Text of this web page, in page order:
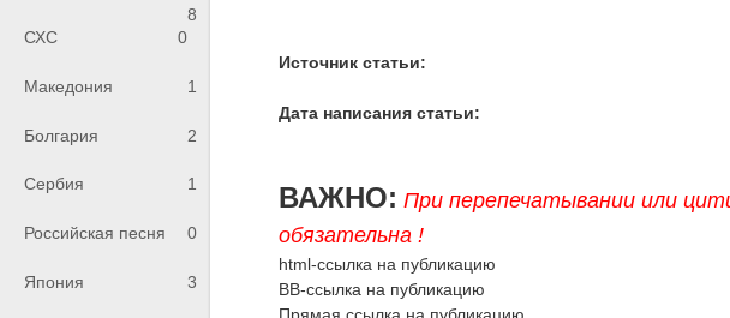
8
СХС
0
Македония 1
Болгария 2
Сербия 1
Российская песня 0
Япония 3
Источник статьи:
Дата написания статьи:
ВАЖНО: При перепечатывании или
обязательна !
html-ссылка на публикацию
BB-ссылка на публикацию
Прямая ссылка на публикацию